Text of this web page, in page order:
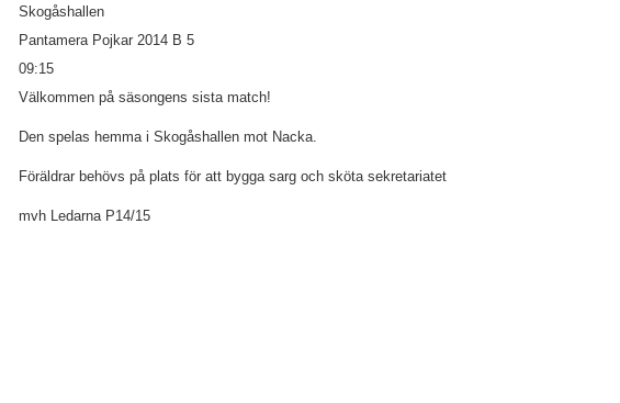
Skogåshallen
Pantamera Pojkar 2014 B 5
09:15
Välkommen på säsongens sista match!
Den spelas hemma i Skogåshallen mot Nacka.
Föräldrar behövs på plats för att bygga sarg och sköta sekretariatet
mvh Ledarna P14/15